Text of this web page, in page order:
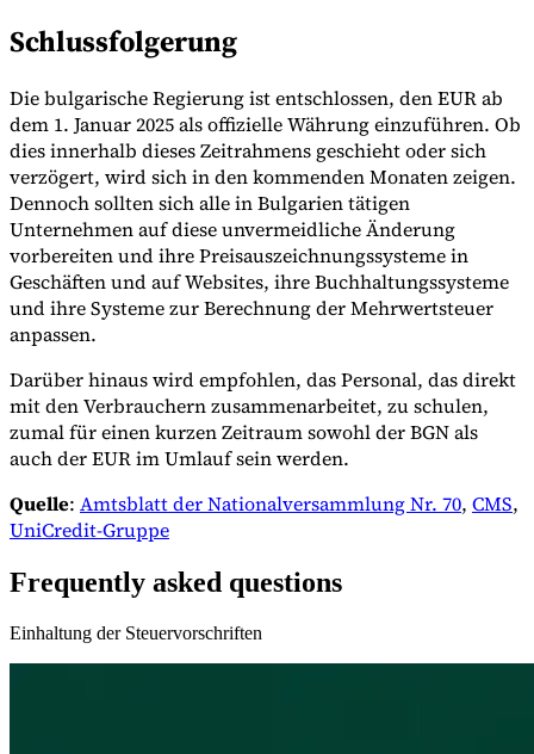
Schlussfolgerung
Die bulgarische Regierung ist entschlossen, den EUR ab
dem 1. Januar 2025 als offizielle Währung einzuführen. Ob
dies innerhalb dieses Zeitrahmens geschieht oder sich
verzögert, wird sich in den kommenden Monaten zeigen.
Dennoch sollten sich alle in Bulgarien tätigen
Unternehmen auf diese unvermeidliche Änderung
vorbereiten und ihre Preisauszeichnungssysteme in
Geschäften und auf Websites, ihre Buchhaltungssysteme
und ihre Systeme zur Berechnung der Mehrwertsteuer
anpassen.
Darüber hinaus wird empfohlen, das Personal, das direkt
mit den Verbrauchern zusammenarbeitet, zu schulen,
zumal für einen kurzen Zeitraum sowohl der BGN als
auch der EUR im Umlauf sein werden.
Quelle: Amtsblatt der Nationalversammlung Nr. 70, CMS,
UniCredit-Gruppe
Frequently asked questions
Einhaltung der Steuervorschriften